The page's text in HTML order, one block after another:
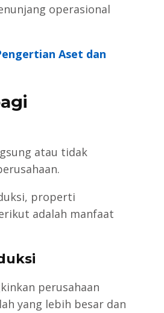
operasional
Aset dan
atau tidak
properti
adalah manfaat
perusahaan
yang lebih besar dan